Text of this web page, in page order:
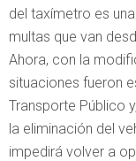
del taxímetro es
multas que van
Ahora, con la
situaciones fueron
Transporte Público
la eliminación del
impedirá volver a